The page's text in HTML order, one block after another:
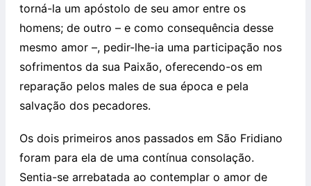
torná-la um apóstolo de seu amor entre os
homens; de outro – e como consequência desse
mesmo amor –, pedir-lhe-ia uma participação nos
sofrimentos da sua Paixão, oferecendo-os em
reparação pelos males de sua época e pela
salvação dos pecadores.
Os dois primeiros anos passados em São Fridiano
foram para ela de uma contínua consolação.
Sentia-se arrebatada ao contemplar o amor de